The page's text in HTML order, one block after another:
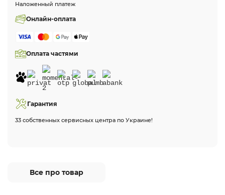
Наложенный платеж
Онлайн-оплата
Оплата частями
Гарантия
33 собственных сервисных центра по Украине!
Все про товар